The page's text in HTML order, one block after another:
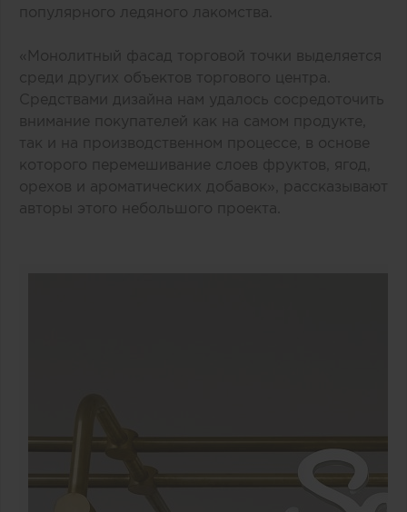
популярного ледяного лакомства.
«Монолитный фасад торговой точки выделяется
среди других объектов торгового центра.
Средствами дизайна нам удалось сосредоточить
внимание покупателей как на самом продукте,
так и на производственном процессе, в основе
которого перемешивание слоев фруктов, ягод,
орехов и ароматических добавок», рассказывают
авторы этого небольшого проекта.